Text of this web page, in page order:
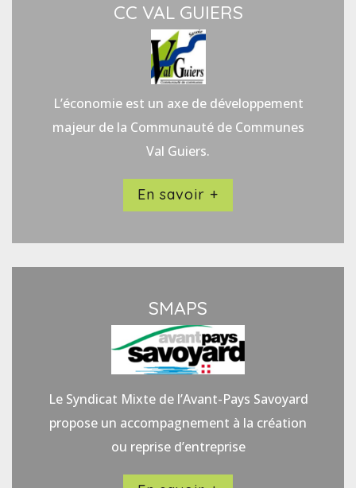
CC VAL GUIERS
L’économie est un axe de développement
majeur de la Communauté de Communes
Val Guiers.
En savoir +
SMAPS
Le Syndicat Mixte de l’Avant-Pays Savoyard
propose un accompagnement à la création
ou reprise d’entreprise